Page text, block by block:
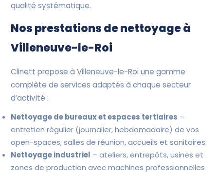
qualité systématique.
Nos prestations de nettoyage à
Villeneuve-le-Roi
Clinett propose à Villeneuve-le-Roi une gamme
complète de services adaptés à chaque secteur
d’activité :
Nettoyage de bureaux et espaces tertiaires –
entretien régulier (journalier, hebdomadaire) de vos
open-spaces, salles de réunion, accueils et sanitaires.
Nettoyage industriel – ateliers, entrepôts, usines et
zones de production avec machines professionnelles